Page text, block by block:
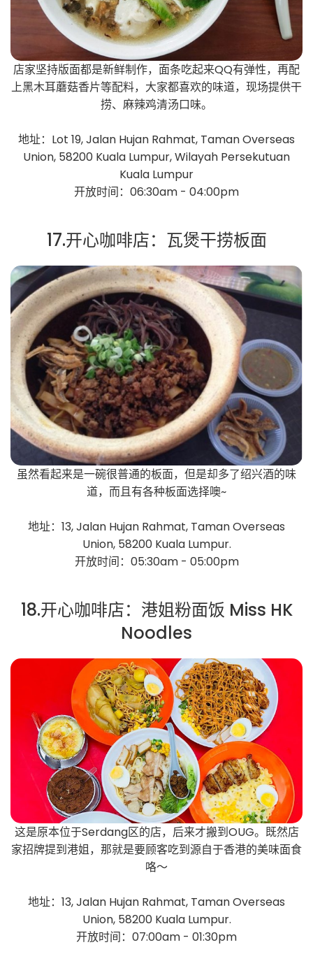
店家坚持版面都是新鲜制作，面条吃起来QQ有弹性，再配
上黑木耳蘑菇香片等配料，大家都喜欢的味道，现场提供干
捞、麻辣鸡清汤口味。
地址：Lot 19, Jalan Hujan Rahmat, Taman Overseas
Union, 58200 Kuala Lumpur, Wilayah Persekutuan
Kuala Lumpur
开放时间：06:30am - 04:00pm
17.开心咖啡店：瓦煲干捞板面
虽然看起来是一碗很普通的板面，但是却多了绍兴酒的味
道，而且有各种板面选择噢~
地址：13, Jalan Hujan Rahmat, Taman Overseas
Union, 58200 Kuala Lumpur.
开放时间：05:30am - 05:00pm
18.开心咖啡店：港姐粉面饭 Miss HK
Noodles
这是原本位于Serdang区的店，后来才搬到OUG。既然店
家招牌提到港姐，那就是要顾客吃到源自于香港的美味面食
咯～
地址：13, Jalan Hujan Rahmat, Taman Overseas
Union, 58200 Kuala Lumpur.
开放时间：07:00am - 01:30pm